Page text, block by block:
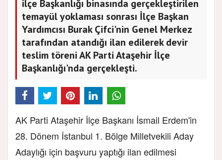
ilçe Başkanlığı binasında gerçekleştirilen
temayül yoklaması sonrası İlçe Başkan
Yardımcısı Burak Çifci'nin Genel Merkez
tarafından atandığı ilan edilerek devir
teslim töreni AK Parti Ataşehir İlçe
Başkanlığı'nda gerçekleşti.
AK Parti Ataşehir İlçe Başkanı İsmail Erdem'in
28. Dönem İstanbul 1. Bölge Milletvekili Aday
Adaylığı için başvuru yaptığı ilan edilmesi